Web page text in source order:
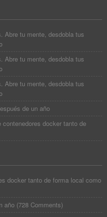
Abre tu mente, desdobla tus
Abre tu mente, desdobla tus
Abre tu mente, desdobla tus
de un año
docker tanto de
docker tanto de forma local como
año (728 Comments)